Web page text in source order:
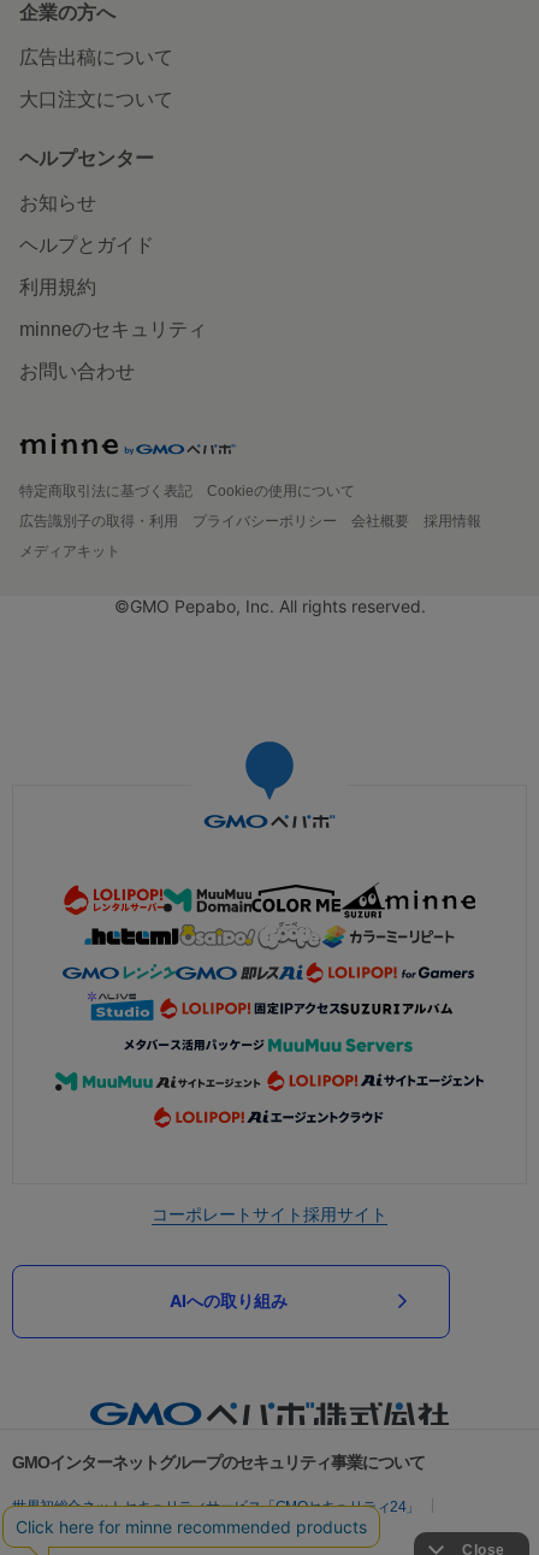
企業の方へ
広告出稿について
大口注文について
ヘルプセンター
お知らせ
ヘルプとガイド
利用規約
minneのセキュリティ
お問い合わせ
特定商取引法に基づく表記
Cookieの使用について
広告識別子の取得・利用
プライバシーポリシー 会社概要
採用情報
メディアキット
©GMO Pepabo, Inc. All rights reserved.
コーポレートサイト採用サイト
AIへの取り組み
GMOインターネットグループのセキュリティ事業について
世界初総合ネットセキュリティサービス「GMOセキュリティ24」
パスワード漏洩診断
Webサイトリスク診断